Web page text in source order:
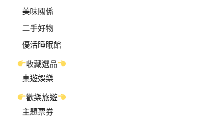
美味關係
二手好物
優活睡眠館
收藏選品
桌遊娛樂
歡樂旅遊
主題票券